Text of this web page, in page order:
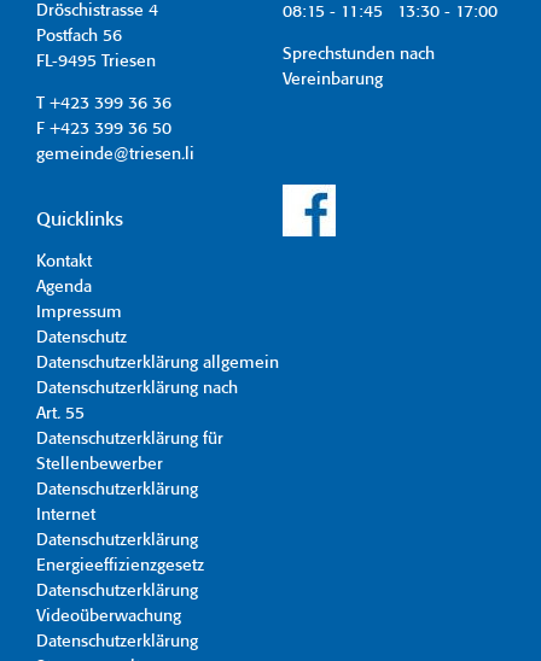
Dröschistrasse 4
Postfach 56
FL-9495 Triesen
T +423 399 36 36
F +423 399 36 50
gemeinde@triesen.li
08:15 - 11:45 13:30 - 17:00
Sprechstunden nach
Vereinbarung
Quicklinks
Kontakt
Agenda
Impressum
Datenschutz
Datenschutzerklärung allgemein
Datenschutzerklärung nach
Art. 55
Datenschutzerklärung für
Stellenbewerber
Datenschutzerklärung
Internet
Datenschutzerklärung
Energieeffizienzgesetz
Datenschutzerklärung
Videoüberwachung
Datenschutzerklärung